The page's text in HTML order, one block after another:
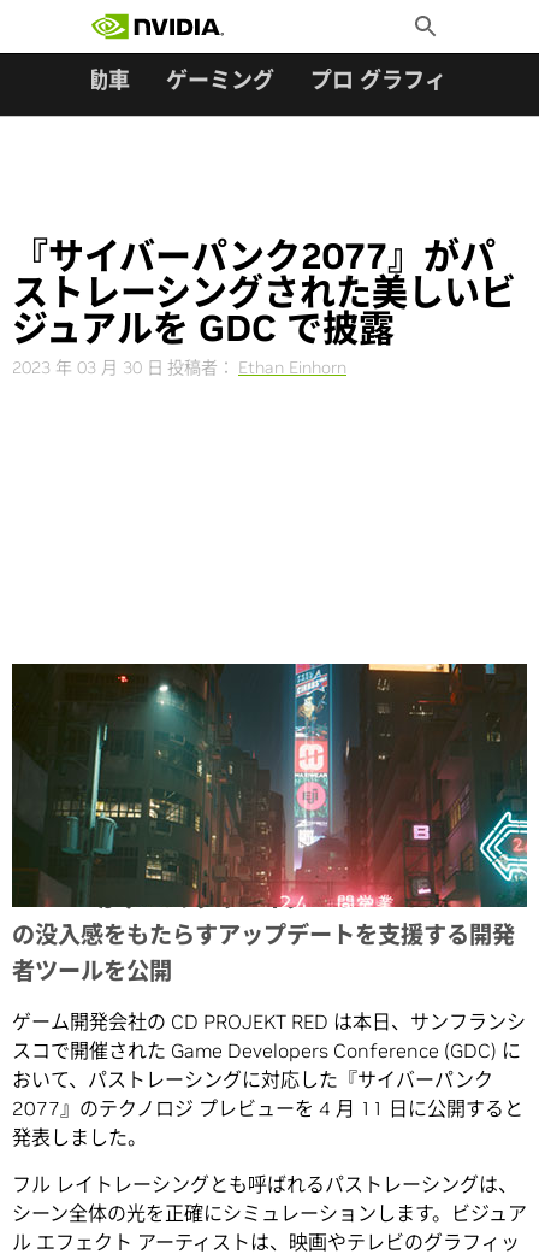
Toggle
Search
自動車 ゲーミング プロ グラフィックス
『サイバーパンク2077』がパ
ストレーシングされた美しいビ
ジュアルを GDC で披露
2023 年 03 月 30 日 投稿者： Ethan Einhorn
NVIDIA がゲーム クリエイター CD PROJEKT RED
の没入感をもたらすアップデートを支援する開発
者ツールを公開
ゲーム開発会社の CD PROJEKT RED は本日、サンフランシ
スコで開催された Game Developers Conference (GDC) に
おいて、パストレーシングに対応した『サイバーパンク
2077』のテクノロジ プレビューを 4 月 11 日に公開すると
発表しました。
フル レイトレーシングとも呼ばれるパストレーシングは、
シーン全体の光を正確にシミュレーションします。ビジュア
ル エフェクト アーティストは、映画やテレビのグラフィッ